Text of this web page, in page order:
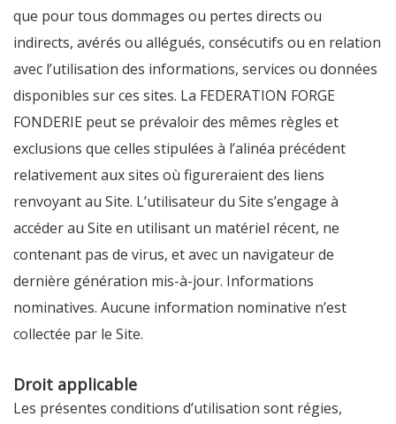
que pour tous dommages ou pertes directs ou
indirects, avérés ou allégués, consécutifs ou en relation
avec l’utilisation des informations, services ou données
disponibles sur ces sites. La FEDERATION FORGE
FONDERIE peut se prévaloir des mêmes règles et
exclusions que celles stipulées à l’alinéa précédent
relativement aux sites où figureraient des liens
renvoyant au Site. L’utilisateur du Site s’engage à
accéder au Site en utilisant un matériel récent, ne
contenant pas de virus, et avec un navigateur de
dernière génération mis-à-jour. Informations
nominatives. Aucune information nominative n’est
collectée par le Site.
Droit applicable
Les présentes conditions d’utilisation sont régies,